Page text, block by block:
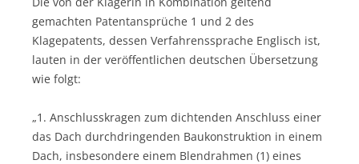
gemachten Patentansprüche 1 und 2 des
Klagepatents, dessen Verfahrenssprache Englisch ist,
lauten in der veröffentlichen deutschen Übersetzung
wie folgt:
„1. Anschlusskragen zum dichtenden Anschluss einer
das Dach durchdringenden Baukonstruktion in einem
Dach, insbesondere einem Blendrahmen (1) eines